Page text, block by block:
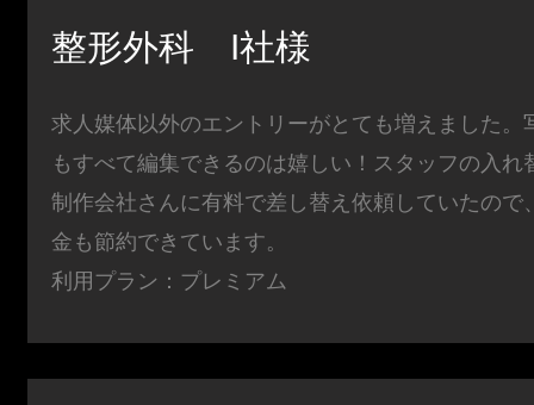
整形外科 I社様
求人媒体以外のエントリーがとても増えました。
もすべて編集できるのは嬉しい！スタッフの入れ
制作会社さんに有料で差し替え依頼していたので
金も節約できています。
利用プラン：プレミアム